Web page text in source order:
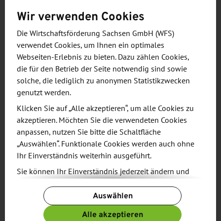
SCHRITT 2
Den Überblick bekommen:
Informationen für Ihren
Entscheidungsprozess
Anhand Ihrer Anforderungen schnüren wir
individuelle Informationspakete zu Regionen,
Standorten, Branchen, Märkten, Arbeitskräften,
Förderprogrammen, Zulieferern, zur
Forschungslandschaft u. v. a. m. Die Erarbeitung
dieser Materialien erfolgt in enger
Zusammenarbeit mit den entsprechenden Partnern
in Sachsen (Ministerien, Kammern, Netzwerke,
Wir verwenden Cookies
Die Wirtschaftsförderung Sachsen GmbH (WFS)
verwendet Cookies, um Ihnen ein optimales
Webseiten-Erlebnis zu bieten. Dazu zählen Cookies,
die für den Betrieb der Seite notwendig sind sowie
solche, die lediglich zu anonymen Statistikzwecken
genutzt werden.
Klicken Sie auf „Alle akzeptieren“, um alle Cookies zu
akzeptieren. Möchten Sie die verwendeten Cookies
anpassen, nutzen Sie bitte die Schaltfläche
„Auswählen“. Funktionale Cookies werden auch ohne
Ihr Einverständnis weiterhin ausgeführt.
Sie können Ihr Einverständnis jederzeit ändern und
Schaltfläche „Cookie-Einstellungen ändern“ zur
Verfügung.
Auswählen
Alle akzeptieren